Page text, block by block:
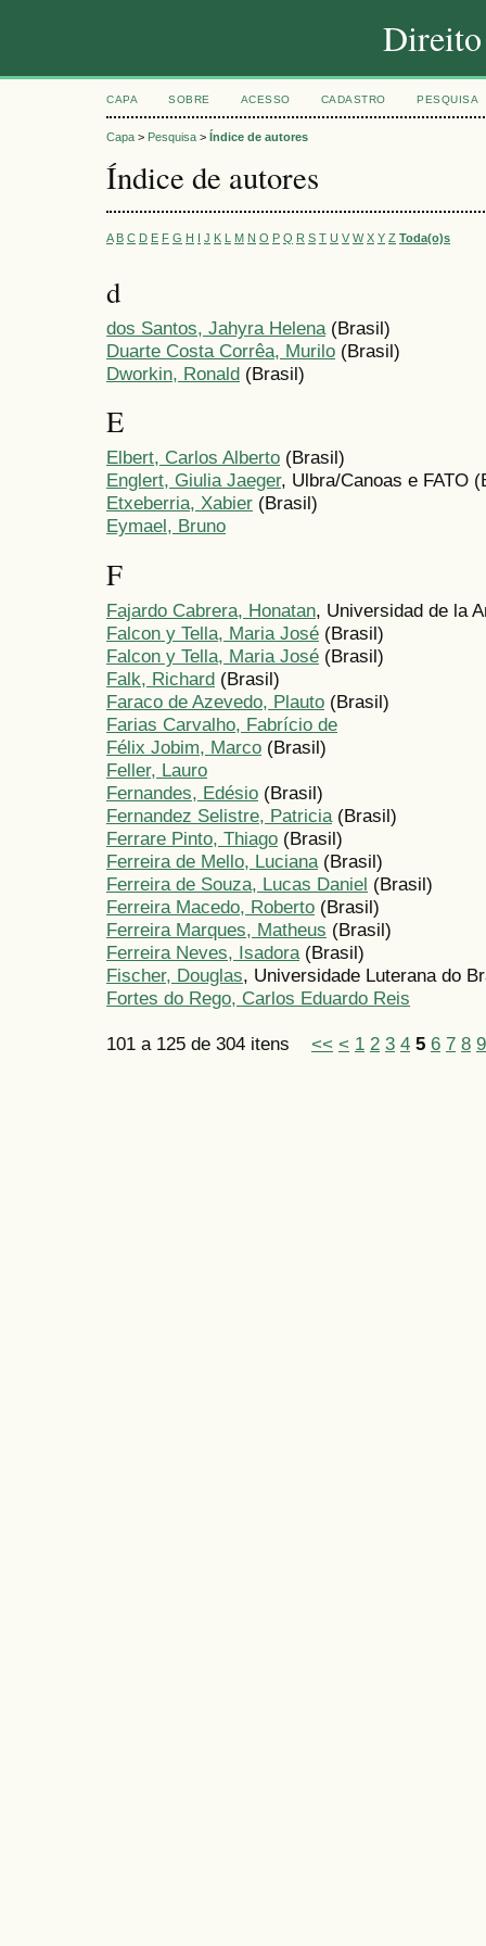
Direito
CAPA SOBRE ACESSO CADASTRO PESQUISA
Capa > Pesquisa > Índice de autores
Índice de autores
A B C D E F G H I J K L M N O P Q R S T U V W X Y Z Toda(o)s
d
dos Santos, Jahyra Helena(Brasil)
Duarte Costa Corrêa, Murilo (Brasil)
Dworkin, Ronald (Brasil)
E
Elbert, Carlos Alberto (Brasil)
Englert, Giulia Jaeger, Ulbra/Canoas e FATO
Etxeberria, Xabier (Brasil)
Eymael, Bruno
F
Fajardo Cabrera, Honatan, Universidad de la
Falcon y Tella, Maria José (Brasil)
Falcon y Tella, Maria José (Brasil)
Falk, Richard (Brasil)
Faraco de Azevedo, Plauto (Brasil)
Farias Carvalho, Fabrício de
Félix Jobim, Marco (Brasil)
Feller, Lauro
Fernandes, Edésio (Brasil)
Fernandez Selistre, Patricia (Brasil)
Ferrare Pinto, Thiago (Brasil)
Ferreira de Mello, Luciana (Brasil)
Ferreira de Souza, Lucas Daniel (Brasil)
Ferreira Macedo, Roberto (Brasil)
Ferreira Marques, Matheus (Brasil)
Ferreira Neves, Isadora (Brasil)
Fischer, Douglas, Universidade Luterana do
Fortes do Rego, Carlos Eduardo Reis
101 a 125 de 304 itens << < 1 2 3 4 5 6 7 8 9